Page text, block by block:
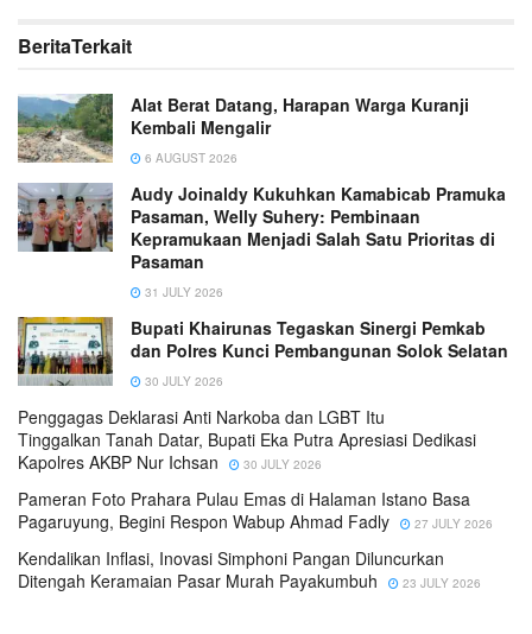
BeritaTerkait
Alat Berat Datang, Harapan Warga Kuranji
Kembali Mengalir
6 AUGUST 2026
Audy Joinaldy Kukuhkan Kamabicab Pramuka
Pasaman, Welly Suhery: Pembinaan
Kepramukaan Menjadi Salah Satu Prioritas di
Pasaman
31 JULY 2026
Bupati Khairunas Tegaskan Sinergi Pemkab
dan Polres Kunci Pembangunan Solok Selatan
30 JULY 2026
Penggagas Deklarasi Anti Narkoba dan LGBT Itu
Tinggalkan Tanah Datar, Bupati Eka Putra Apresiasi Dedikasi
Kapolres AKBP Nur Ichsan
30 JULY 2026
Pameran Foto Prahara Pulau Emas di Halaman Istano Basa
Pagaruyung, Begini Respon Wabup Ahmad Fadly
27 JULY 2026
Kendalikan Inflasi, Inovasi Simphoni Pangan Diluncurkan
Ditengah Keramaian Pasar Murah Payakumbuh
23 JULY 2026